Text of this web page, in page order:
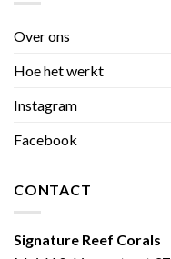
Over ons
Hoe het werkt
Instagram
Facebook
CONTACT
Signature Reef Corals